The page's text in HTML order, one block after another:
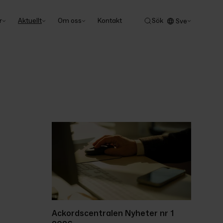
Aktuellt Om oss Kontakt Sök Sve
Ackordscentralen Nyheter nr 1